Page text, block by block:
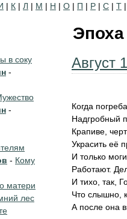
| К | Л | М | Н | О | П | Р | С | Т |
Эпоха
Август
Когда
Надгробный
Крапиве,
Украсить её
И только
Работают.
И тихо, так,
Что слышно,
А после она
в соку
-
-
- Кому
матери
лес